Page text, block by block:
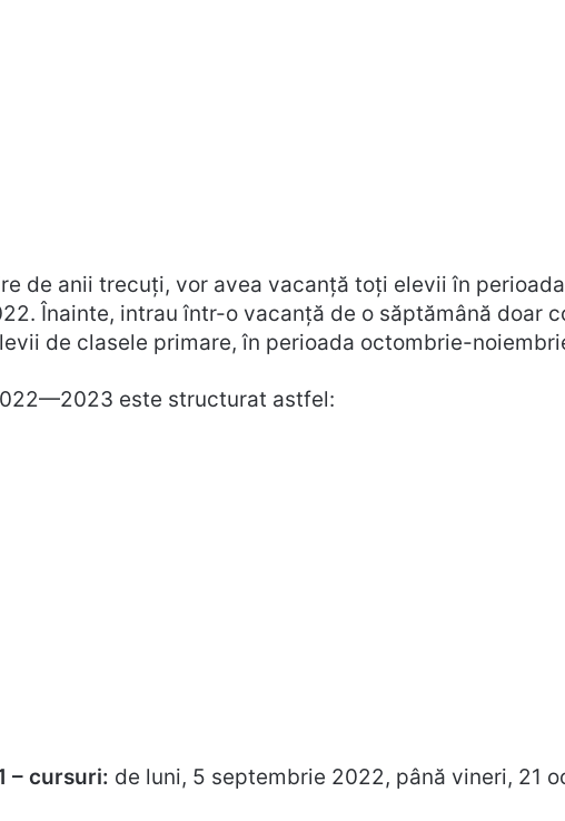
de anii trecuți, vor avea vacanță toți elevii în
Înainte, intrau într-o vacanță de o săptămână doar
de clasele primare, în perioada octombrie-
este structurat astfel:
– cursuri: de luni, 5 septembrie 2022, până vineri, 21